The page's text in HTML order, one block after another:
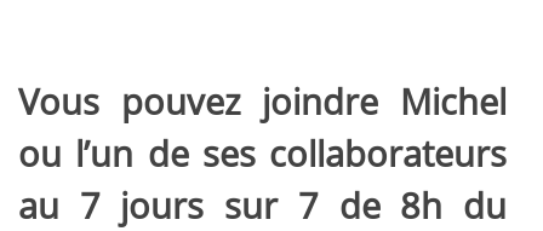
Vous pouvez joindre Michel
ou l’un de ses collaborateurs
au 7 jours sur 7 de 8h du